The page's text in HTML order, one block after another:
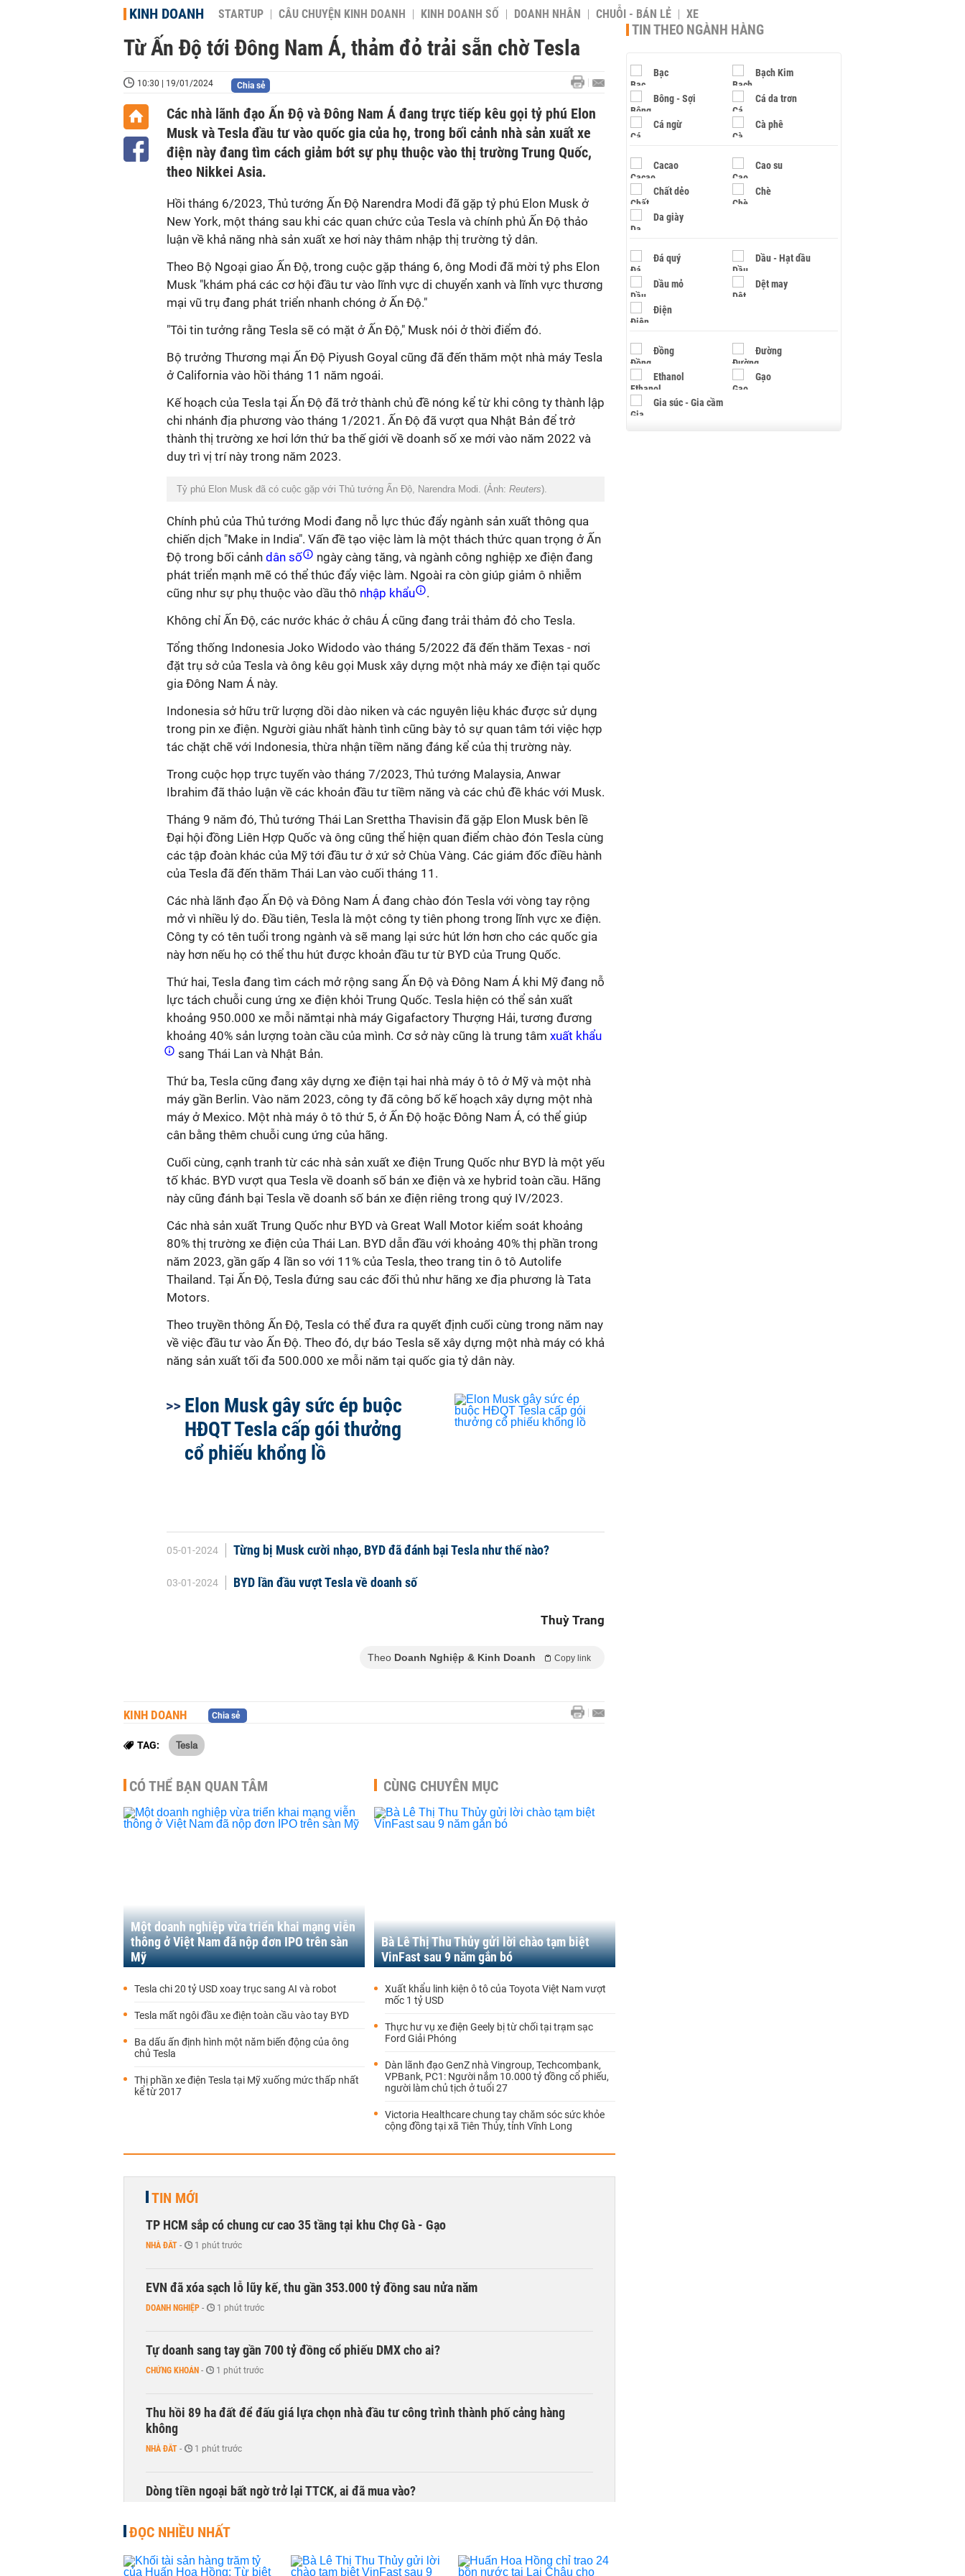
KINH DOANH STARTUP CÂU CHUYỆN KINH DOANH KINH DOANH SỐ DOANH NHÂN CHUỖI - BÁN LẺ XE
Từ Ấn Độ tới Đông Nam Á, thảm đỏ trải sẵn chờ Tesla
10:30 | 19/01/2024 Chia sẻ
Các nhà lãnh đạo Ấn Độ và Đông Nam Á đang trực tiếp kêu gọi tỷ phú Elon
Musk và Tesla đầu tư vào quốc gia của họ, trong bối cảnh nhà sản xuất xe
điện này đang tìm cách giảm bớt sự phụ thuộc vào thị trường Trung Quốc,
theo Nikkei Asia.
Hồi tháng 6/2023, Thủ tướng Ấn Độ Narendra Modi đã gặp tỷ phú Elon Musk ở
New York, một tháng sau khi các quan chức của Tesla và chính phủ Ấn Độ thảo
luận về khả năng nhà sản xuất xe hơi này thâm nhập thị trường tỷ dân.
Theo Bộ Ngoại giao Ấn Độ, trong cuộc gặp tháng 6, ông Modi đã mời tỷ phs Elon
Musk "khám phá các cơ hội đầu tư vào lĩnh vực di chuyển xanh và lĩnh vực thương
mại vũ trụ đang phát triển nhanh chóng ở Ấn Độ."
"Tôi tin tưởng rằng Tesla sẽ có mặt ở Ấn Độ," Musk nói ở thời điểm đó.
Bộ trưởng Thương mại Ấn Độ Piyush Goyal cũng đã đến thăm một nhà máy Tesla
ở California vào hồi tháng 11 năm ngoái.
Kế hoạch của Tesla tại Ấn Độ đã trở thành chủ đề nóng kể từ khi công ty thành lập
chi nhánh địa phương vào tháng 1/2021. Ấn Độ đã vượt qua Nhật Bản để trở
thành thị trường xe hơi lớn thứ ba thế giới về doanh số xe mới vào năm 2022 và
duy trì vị trí này trong năm 2023.
Tỷ phú Elon Musk đã có cuộc gặp với Thủ tướng Ấn Độ, Narendra Modi. (Ảnh: Reuters).
Chính phủ của Thủ tướng Modi đang nỗ lực thúc đẩy ngành sản xuất thông qua
chiến dịch "Make in India". Vấn đề tạo việc làm là một thách thức quan trọng ở Ấn
Độ trong bối cảnh dân số
ngày càng tăng, và ngành công nghiệp xe điện đang
phát triển mạnh mẽ có thể thúc đẩy việc làm. Ngoài ra còn giúp giảm ô nhiễm
cũng như sự phụ thuộc vào dầu thô nhập khẩu
.
Không chỉ Ấn Độ, các nước khác ở châu Á cũng đang trải thảm đỏ cho Tesla.
Tổng thống Indonesia Joko Widodo vào tháng 5/2022 đã đến thăm Texas - nơi
đặt trụ sở của Tesla và ông kêu gọi Musk xây dựng một nhà máy xe điện tại quốc
gia Đông Nam Á này.
Indonesia sở hữu trữ lượng dồi dào niken và các nguyên liệu khác được sử dụng
trong pin xe điện. Người giàu nhất hành tình cũng bày tỏ sự quan tâm tới việc hợp
tác chặt chẽ với Indonesia, thừa nhận tiềm năng đáng kể của thị trường này.
Trong cuộc họp trực tuyến vào tháng 7/2023, Thủ tướng Malaysia, Anwar
Ibrahim đã thảo luận về các khoản đầu tư tiềm năng và các chủ đề khác với Musk.
Tháng 9 năm đó, Thủ tướng Thái Lan Srettha Thavisin đã gặp Elon Musk bên lề
Đại hội đồng Liên Hợp Quốc và ông cũng thể hiện quan điểm chào đón Tesla cùng
các tập đoàn khác của Mỹ tới đầu tư ở xứ sở Chùa Vàng. Các giám đốc điều hành
của Tesla đã đến thăm Thái Lan vào cuối tháng 11.
Các nhà lãnh đạo Ấn Độ và Đông Nam Á đang chào đón Tesla với vòng tay rộng
mở vì nhiều lý do. Đầu tiên, Tesla là một công ty tiên phong trong lĩnh vực xe điện.
Công ty có tên tuổi trong ngành và sẽ mang lại sức hút lớn hơn cho các quốc gia
này hơn nếu họ có thể thu hút được khoản đầu tư từ BYD của Trung Quốc.
Thứ hai, Tesla đang tìm cách mở rộng sang Ấn Độ và Đông Nam Á khi Mỹ đang nỗ
lực tách chuỗi cung ứng xe điện khỏi Trung Quốc. Tesla hiện có thể sản xuất
khoảng 950.000 xe mỗi nămtại nhà máy Gigafactory Thượng Hải, tương đương
khoảng 40% sản lượng toàn cầu của mình. Cơ sở này cũng là trung tâm xuất khẩu
sang Thái Lan và Nhật Bản.
Thứ ba, Tesla cũng đang xây dựng xe điện tại hai nhà máy ô tô ở Mỹ và một nhà
máy gần Berlin. Vào năm 2023, công ty đã công bố kế hoạch xây dựng một nhà
máy ở Mexico. Một nhà máy ô tô thứ 5, ở Ấn Độ hoặc Đông Nam Á, có thể giúp
cân bằng thêm chuỗi cung ứng của hãng.
Cuối cùng, cạnh tranh từ các nhà sản xuất xe điện Trung Quốc như BYD là một yếu
tố khác. BYD vượt qua Tesla về doanh số bán xe điện và xe hybrid toàn cầu. Hãng
này cũng đánh bại Tesla về doanh số bán xe điện riêng trong quý IV/2023.
Các nhà sản xuất Trung Quốc như BYD và Great Wall Motor kiểm soát khoảng
80% thị trường xe điện của Thái Lan. BYD dẫn đầu với khoảng 40% thị phần trong
năm 2023, gần gấp 4 lần so với 11% của Tesla, theo trang tin ô tô Autolife
Thailand. Tại Ấn Độ, Tesla đứng sau các đối thủ như hãng xe địa phương là Tata
Motors.
Theo truyền thông Ấn Độ, Tesla có thể đưa ra quyết định cuối cùng trong năm nay
về việc đầu tư vào Ấn Độ. Theo đó, dự báo Tesla sẽ xây dựng một nhà máy có khả
năng sản xuất tối đa 500.000 xe mỗi năm tại quốc gia tỷ dân này.
Elon Musk gây sức ép buộc
HĐQT Tesla cấp gói thưởng
cổ phiếu khổng lồ
05-01-2024 Từng bị Musk cười nhạo, BYD đã đánh bại Tesla như thế nào?
03-01-2024 BYD lần đầu vượt Tesla về doanh số
Thuỳ Trang
Theo Doanh Nghiệp & Kinh Doanh Copy link
KINH DOANH Chia sẻ
TAG: Tesla
CÓ THỂ BẠN QUAN TÂM
Một doanh nghiệp vừa triển khai mạng viễn
thông ở Việt Nam đã nộp đơn IPO trên sàn
Mỹ
Tesla chi 20 tỷ USD xoay trục sang AI và robot
Tesla mất ngôi đầu xe điện toàn cầu vào tay BYD
Ba dấu ấn định hình một năm biến động của ông
chủ Tesla
Thị phần xe điện Tesla tại Mỹ xuống mức thấp nhất
kể từ 2017
CÙNG CHUYÊN MỤC
Bà Lê Thị Thu Thủy gửi lời chào tạm biệt
VinFast sau 9 năm gắn bó
Xuất khẩu linh kiện ô tô của Toyota Việt Nam vượt
mốc 1 tỷ USD
Thực hư vụ xe điện Geely bị từ chối tại trạm sạc
Ford Giải Phóng
Dàn lãnh đạo GenZ nhà Vingroup, Techcombank,
VPBank, PC1: Người nắm 10.000 tỷ đồng cổ phiếu,
người làm chủ tịch ở tuổi 27
Victoria Healthcare chung tay chăm sóc sức khỏe
cộng đồng tại xã Tiên Thủy, tỉnh Vĩnh Long
TIN MỚI
TP HCM sắp có chung cư cao 35 tầng tại khu Chợ Gà - Gạo
NHÀ ĐẤT - 1 phút trước
EVN đã xóa sạch lỗ lũy kế, thu gần 353.000 tỷ đồng sau nửa năm
DOANH NGHIỆP - 1 phút trước
Tự doanh sang tay gần 700 tỷ đồng cổ phiếu DMX cho ai?
CHỨNG KHOÁN - 1 phút trước
Thu hồi 89 ha đất để đấu giá lựa chọn nhà đầu tư công trình thành phố cảng hàng
không
NHÀ ĐẤT - 1 phút trước
Dòng tiền ngoại bất ngờ trở lại TTCK, ai đã mua vào?
Kiến nghị đưa người bán hàng online, lao động công trình đóng BHXH bắt buộc
THỜI SỰ - 1 phút trước
ĐỌC NHIỀU NHẤT
TIN THEO NGÀNH HÀNG
Bạc Bạch Kim
Bông - Sợi Cá da trơn
Cá ngừ Cà phê
Cacao Cao su
Chất dẻo Chè
Da giày
Đá quý Dầu - Hạt dầu
Dầu mỏ Dệt may
Điện
Đồng Đường
Ethanol Gạo
Gia súc - Gia cầm